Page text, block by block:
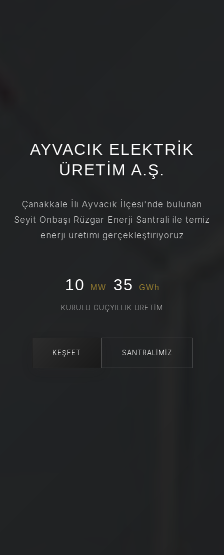
AYVACIK ELEKTRIK
ÜRETIM A.Ş.
Çanakkale İli Ayvacık İlçesi'nde bulunan
Seyit Onbaşı Rüzgar Enerji Santrali ile temiz
enerji üretimi gerçekleştiriyoruz
10 MW
KURULU GÜÇ
35 GWh
YILLIK ÜRETIM
KEŞFET SANTRALIMIZ